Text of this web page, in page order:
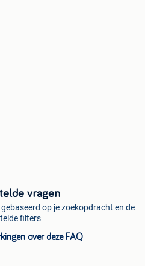
vragen
op je zoekopdracht en de
filters
over deze FAQ